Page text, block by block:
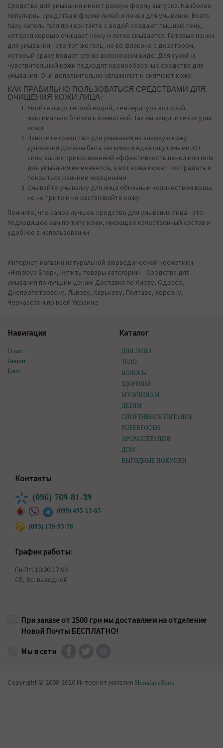
Средства для умывания имеют разную форму выпуска. Наиболее
популярны средства в форме гелей и пенки для умывания. Всего
пару капель геля при контакте с водой создают пышную пену,
которая хорошо очищает кожу и легко смывается. Готовые пенки
для умывания - это тот же гель, но во флаконе с дозатором,
который сразу подает его во вспененном виде. Для сухой и
чувствительной кожи подходят кремообразные средства для
умывания. Они дополнительно увлажняют и смягчают кожу.
КАК ПРАВИЛЬНО ПОЛЬЗОВАТЬСЯ СРЕДСТВАМИ ДЛЯ
ОЧИЩЕНИЯ КОЖИ ЛИЦА:
Умойте лицо теплой водой, температура которой
максимально близка к комнатной. Так вы защитите сосуды
кожи.
Наносите средство для умывания на влажную кожу.
Движения должны быть легкими и едва ощутимыми. От
силы ваших прикосновений эффективность пенки или геля
для умывания не меняется, а вот кожа может пострадать и
покрыться ранними морщинами.
Смывайте умывалку для лица обильным количеством воды,
но не трите и не растягивайте кожу.
Помните, что самое лучшее средство для умывания лица - это
подходящее вам по типу кожи, имеющее качественный состав и
удобное в использовании.
Интернет-магазин натуральной аюрведической косметики
«Himalaya Shop», купить товары категории – Средства для
умывания по лучшим ценам. Доставка по Киеву, Одессе,
Днепропетровску, Львову, Харькову, Полтаве, Херсону,
Черкассах и по всей Украине.
Навигация
О нас
Акции
Блог
Каталог
ДЛЯ ЛИЦА
ТЕЛО
ВОЛОСЫ
ЗДОРОВЬЕ
МУЖЧИНАМ
ДЕТЯМ
СПОРТИВНОЕ ПИТАНИЕ
SUPERFOODS
АРОМАТЕРАПИЯ
ДОМ
ВЫГОДНЫЕ ПОКУПКИ
Контакты
(096) 769-81-39
(099) 495-13-65
(093) 159-93-78
График работы:
Пн-Пт: 10:00-17:00
Сб, Вс: выходной
При заказе от 1500 грн мы доставляем на отделение
Новой Почты БЕСПЛАТНО!
Мы в сети
Copyright © 2008-2026 Интернет-магазин HimalayaShop